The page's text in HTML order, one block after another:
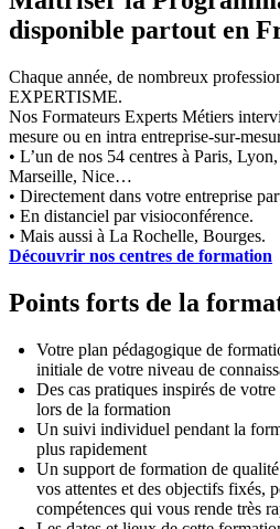
disponible partout en
Chaque année, de nombreux
EXPERTISME.
Nos Formateurs Experts Métiers
mesure ou en intra entreprise-sur-
• L’un de nos 54 centres à Paris,
Marseille, Nice…
• Directement dans votre entreprise
• En distanciel par visioconférence.
• Mais aussi à La Rochelle, Bourges.
Découvrir nos centres de formation
Points forts de la
Votre plan pédagogique de
initiale de votre niveau de
Des cas pratiques inspirés de
lors de la formation
Un suivi individuel pendant la
plus rapidement
Un support de formation de
vos attentes et des objectifs fixés,
compétences qui vous rende très